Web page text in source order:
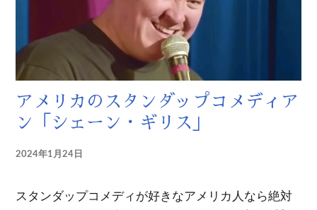
アメリカのスタンダップコメディア
ン「シェーン・ギリス」
2024年1月24日
スタンダップコメディが好きなアメリカ人なら絶対